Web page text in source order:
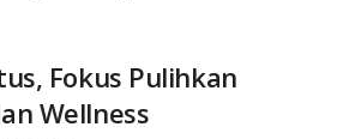
Fokus Pulihkan
Wellness